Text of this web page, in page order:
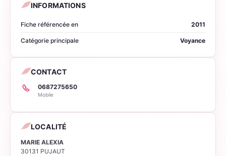
INFORMATIONS
Fiche référencée en 2011
Catégorie principale Voyance
LOCALITÉ
MARIE ALEXIA
30131 PUJAUT
CONTACT
0687275650
Mobile